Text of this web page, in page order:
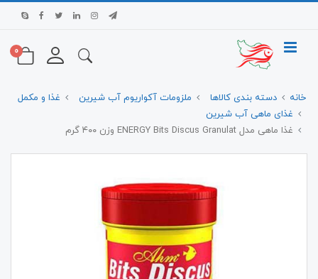
0
خانه دسته بندی کالاها ملزومات آکواریوم آب شیرین
غذا و مکمل
غذای ماهی آب شیرین
غذا ماهی مدل ENERGY Bits Discus Granulat وزن ۴۰۰ گرم